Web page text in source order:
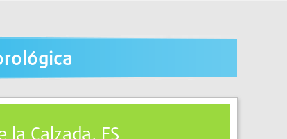
urbano están íntimamente ligados a la
descansar y reponer fuerzas. El Camino